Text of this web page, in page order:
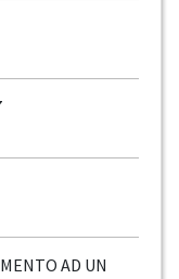
AD UN